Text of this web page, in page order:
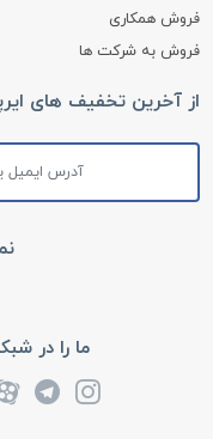
فروش همکاری
فروش به شرکت ها
از آخرین تخفیف های
ما را در